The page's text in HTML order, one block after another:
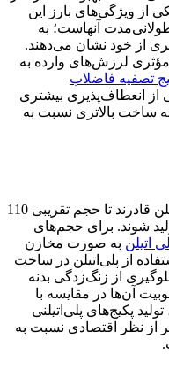
از ویژگی‌های بارز این
آنهاست؛ به
از خود نشان می‌دهند.
مؤثری لرزش‌های وارده به
تصفیه فاضلاب
از انعطاف‌پذیری بیشتری
ساخت بالاتری نسبت به
پکیج‌های تصفیه فاضلاب از جنس پلی‌اتیلن قادرند تا حجم تقریبی 110
شوند. برای حجم‌های
اتیلن به صورت مخازن
از پلی‌اتیلن در ساخت
از زنگ‌زدگی بدنه
آن‌ها در مقایسه با
پکیج‌های پلی‌اتیلنی
از نظر اقتصادی نسبت به